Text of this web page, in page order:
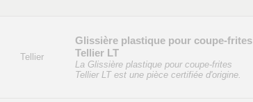
Tellier
Glissière plastique pour coupe-frites
Tellier LT
La Glissière plastique pour coupe-frites
Tellier LT est une pièce certifiée d'origine.